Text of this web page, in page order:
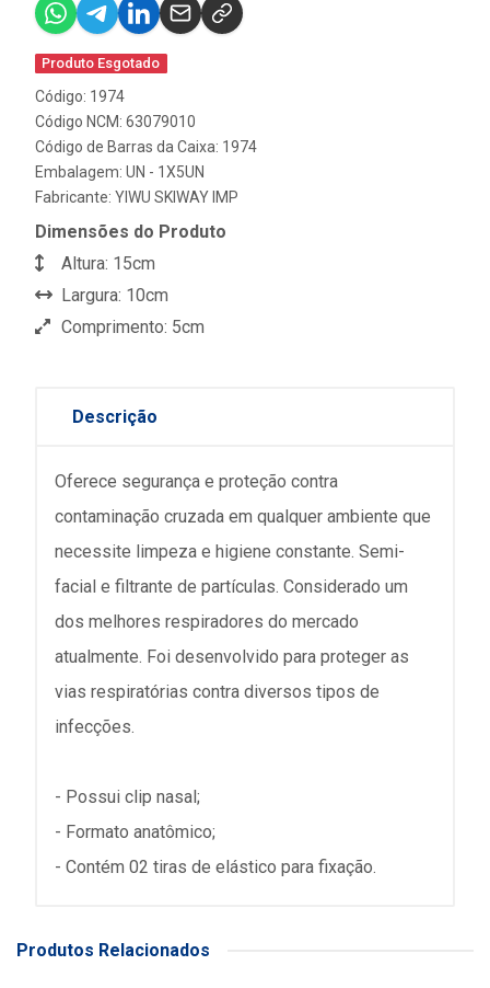
Produto Esgotado
Código: 1974
Código NCM: 63079010
Código de Barras da Caixa: 1974
Embalagem: UN - 1X5UN
Fabricante: YIWU SKIWAY IMP
Dimensões do Produto
Altura: 15cm
Largura: 10cm
Comprimento: 5cm
Descrição
Oferece segurança e proteção contra
contaminação cruzada em qualquer ambiente que
necessite limpeza e higiene constante. Semi-
facial e filtrante de partículas. Considerado um
dos melhores respiradores do mercado
atualmente. Foi desenvolvido para proteger as
vias respiratórias contra diversos tipos de
infecções.
- Possui clip nasal;
- Formato anatômico;
- Contém 02 tiras de elástico para fixação.
Produtos Relacionados